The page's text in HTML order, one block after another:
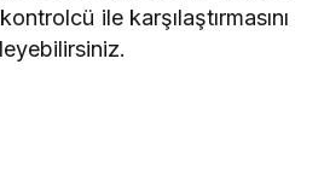
ile karşılaştırmasını